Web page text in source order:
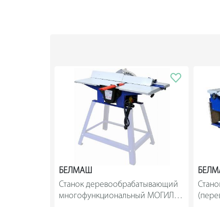
БЕЛМАШ
Станок деревообрабатывающий
многофункциональный МОГИЛЁВ